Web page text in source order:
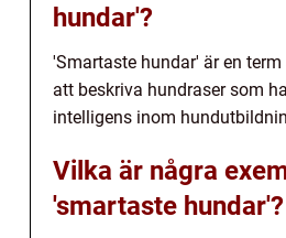
hundar'?
'Smartaste hundar' är en
att beskriva hundraser som
intelligens inom
Vilka är några
'smartaste hundar'?